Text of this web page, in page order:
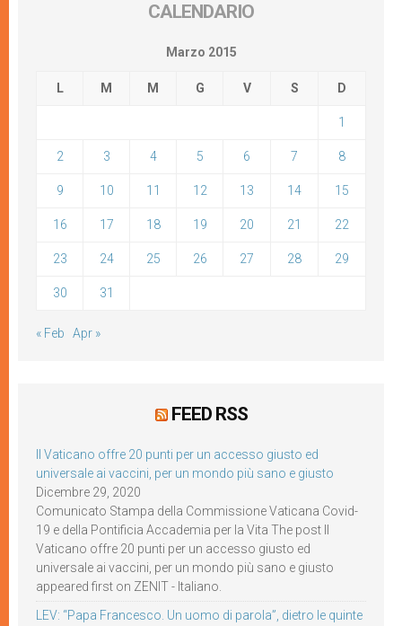
CALENDARIO
Marzo 2015
L M M G V S D
1
2 3 4 5 6 7 8
9 10 11 12 13 14 15
16 17 18 19 20 21 22
23 24 25 26 27 28 29
30 31
« Feb Apr »
FEED RSS
Il Vaticano offre 20 punti per un accesso giusto ed
universale ai vaccini, per un mondo più sano e giusto
Dicembre 29, 2020
Comunicato Stampa della Commissione Vaticana Covid-
19 e della Pontificia Accademia per la Vita The post Il
Vaticano offre 20 punti per un accesso giusto ed
universale ai vaccini, per un mondo più sano e giusto
appeared first on ZENIT - Italiano.
LEV: “Papa Francesco. Un uomo di parola”, dietro le quinte